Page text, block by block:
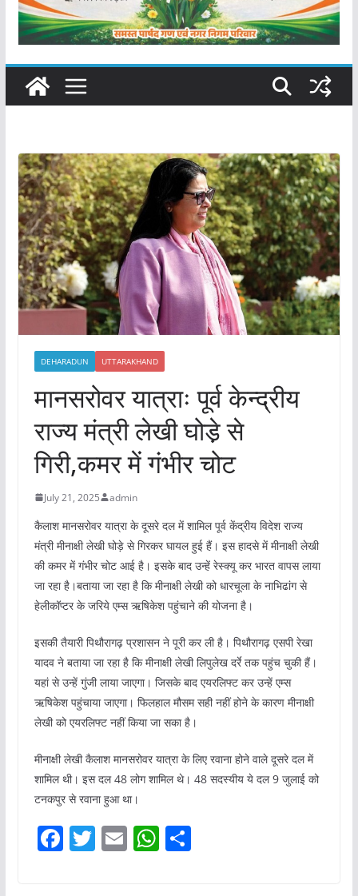
DEHARADUN UTTARAKHAND
मानसरोवर यात्राः पूर्व केन्द्रीय
राज्य मंत्री लेखी घोडे़ से
गिरी,कमर में गंभीर चोट
July 21, 2025 admin
कैलाश मानसरोवर यात्रा के दूसरे दल में शामिल पूर्व केंद्रीय विदेश राज्य
मंत्री मीनाक्षी लेखी घोड़े से गिरकर घायल हुई हैं। इस हादसे में मीनाक्षी लेखी
की कमर में गंभीर चोट आई है। इसके बाद उन्हें रेस्क्यू कर भारत वापस लाया
जा रहा है।बताया जा रहा है कि मीनाक्षी लेखी को धारचूला के नाभिढांग से
हेलीकॉप्टर के जरिये एम्स ऋषिकेश पहुंचाने की योजना है।
इसकी तैयारी पिथौरागढ़ प्रशासन ने पूरी कर ली है। पिथौरागढ़ एसपी रेखा
यादव ने बताया जा रहा है कि मीनाक्षी लेखी लिपुलेख दर्रे तक पहुंच चुकी हैं।
यहां से उन्हें गुंजी लाया जाएगा। जिसके बाद एयरलिफ्ट कर उन्हें एम्स
ऋषिकेश पहुंचाया जाएगा। फिलहाल मौसम सही नहीं होने के कारण मीनाक्षी
लेखी को एयरलिफ्ट नहीं किया जा सका है।
मीनाक्षी लेखी कैलाश मानसरोवर यात्रा के लिए रवाना होने वाले दूसरे दल में
शामिल थी। इस दल 48 लोग शामिल थे। 48 सदस्यीय ये दल 9 जुलाई को
टनकपुर से रवाना हुआ था।
F
a
T
w
E
m
W
h
S